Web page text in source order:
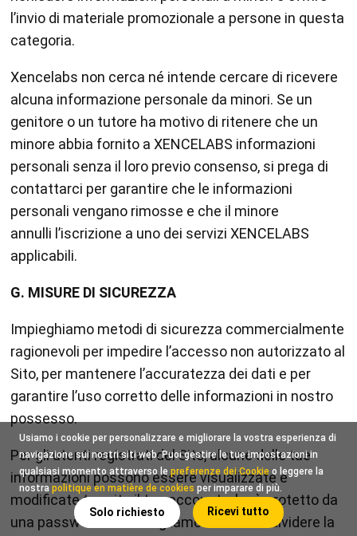
l’invio di materiale promozionale a persone in questa
categoria.
Xencelabs non cerca né intende cercare di ricevere
alcuna informazione personale da minori. Se un
genitore o un tutore ha motivo di ritenere che un
minore abbia fornito a XENCELABS informazioni
personali senza il loro previo consenso, si prega di
contattarci per garantire che le informazioni
personali vengano rimosse e che il minore
annulli l’iscrizione a uno dei servizi XENCELABS
applicabili.
G. MISURE DI SICUREZZA
Impieghiamo metodi di sicurezza commercialmente
ragionevoli per impedire l’accesso non autorizzato al
Sito, per mantenere l’accuratezza dei dati e per
garantire l’uso corretto delle informazioni in nostro
possesso.
Per gli utenti registrati del Sito, alcune delle tue
informazioni possono essere visualizzate e
modificate tramite il tuo account, che è protetto da
una password. Ti consigliamo di non condividere la
Usiamo i cookie per personalizzare e migliorare la vostra esperienza di
navigazione sui nostri siti web. Puoi gestire le tue impostazioni in
qualsiasi momento attraverso le preferenze dei Cookie o leggere la
nostra politique en matière de cookies per imparare di più.
Solo richiesto Ricevi tutto